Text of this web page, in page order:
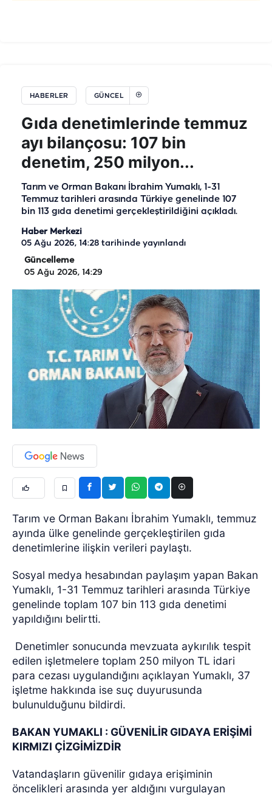
HABERLER GÜNCEL
Gıda denetimlerinde temmuz
ayı bilançosu: 107 bin
denetim, 250 milyon...
Tarım ve Orman Bakanı İbrahim Yumaklı, 1-31
Temmuz tarihleri arasında Türkiye genelinde 107
bin 113 gıda denetimi gerçekleştirildiğini açıkladı.
Haber Merkezi
05 Ağu 2026, 14:28 tarihinde yayınlandı
Güncelleme
05 Ağu 2026, 14:29
Tarım ve Orman Bakanı İbrahim Yumaklı, temmuz
ayında ülke genelinde gerçekleştirilen gıda
denetimlerine ilişkin verileri paylaştı.
Sosyal medya hesabından paylaşım yapan Bakan
Yumaklı, 1-31 Temmuz tarihleri arasında Türkiye
genelinde toplam 107 bin 113 gıda denetimi
yapıldığını belirtti.
Denetimler sonucunda mevzuata aykırılık tespit
edilen işletmelere toplam 250 milyon TL idari
para cezası uygulandığını açıklayan Yumaklı, 37
işletme hakkında ise suç duyurusunda
bulunulduğunu bildirdi.
BAKAN YUMAKLI : GÜVENİLİR GIDAYA ERİŞİMİ
KIRMIZI ÇİZGİMİZDİR
Vatandaşların güvenilir gıdaya erişiminin
öncelikleri arasında yer aldığını vurgulayan